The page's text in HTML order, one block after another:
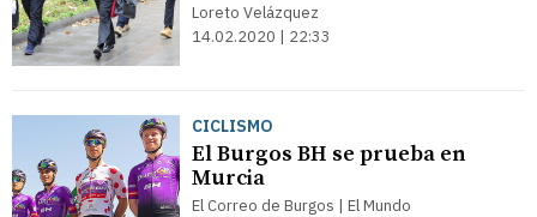
Loreto Velázquez
14.02.2020 | 22:33
CICLISMO
El Burgos BH se prueba en
Murcia
El Correo de Burgos | El Mundo